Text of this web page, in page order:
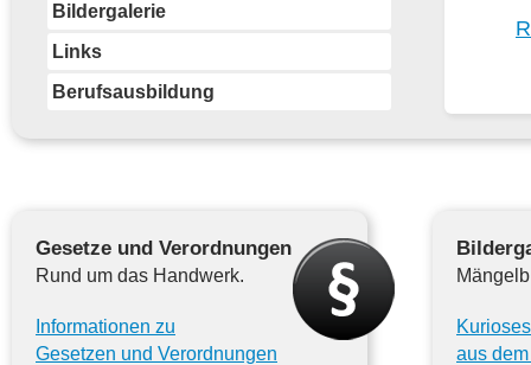
Bildergalerie
Links
Berufsausbildung
Gesetze und Verordnungen
Rund um das Handwerk.
Informationen zu
Gesetzen und Verordnungen
aus